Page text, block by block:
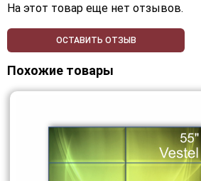
На этот товар еще нет отзывов.
ОСТАВИТЬ ОТЗЫВ
Похожие товары